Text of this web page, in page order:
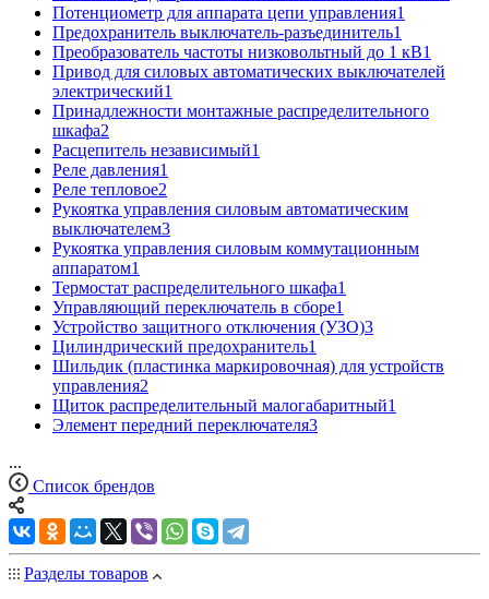
Потенциометр для аппарата цепи управления1
Предохранитель выключатель-разъединитель1
Преобразователь частоты низковольтный до 1 кВ1
Привод для силовых автоматических выключателей
электрический1
Принадлежности монтажные распределительного
шкафа2
Расцепитель независимый1
Реле давления1
Реле тепловое2
Рукоятка управления силовым автоматическим
выключателем3
Рукоятка управления силовым коммутационным
аппаратом1
Термостат распределительного шкафа1
Управляющий переключатель в сборе1
Устройство защитного отключения (УЗО)3
Цилиндрический предохранитель1
Шильдик (пластинка маркировочная) для устройств
управления2
Щиток распределительный малогабаритный1
Элемент передний переключателя3
...
Список брендов
Разделы товаров